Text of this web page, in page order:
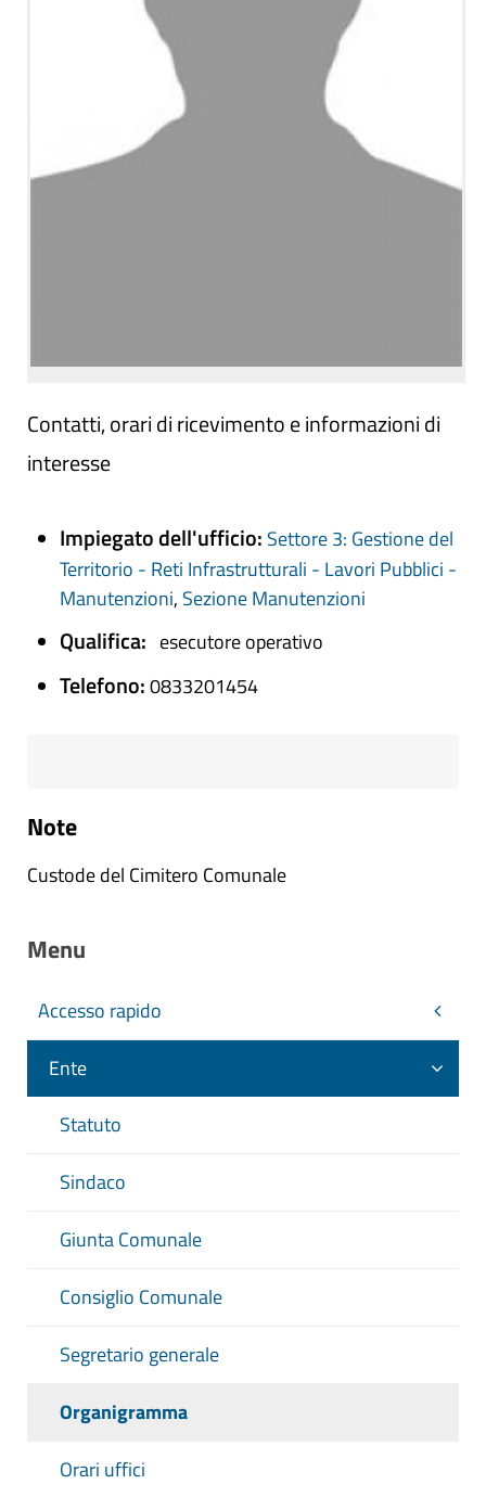
Contatti, orari di ricevimento e informazioni di
interesse
Impiegato dell'ufficio: Settore 3: Gestione del
Territorio - Reti Infrastrutturali - Lavori Pubblici -
Manutenzioni, Sezione Manutenzioni
Qualifica: esecutore operativo
Telefono:0833201454
Note
Custode del Cimitero Comunale
Menu
Accesso rapido
Ente
Statuto
Sindaco
Giunta Comunale
Consiglio Comunale
Segretario generale
Organigramma
Orari uffici